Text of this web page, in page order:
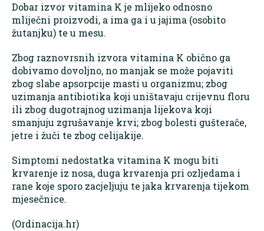
Dobar izvor vitamina K je mlijeko odnosno
mliječni proizvodi, a ima ga i u jajima (osobito
žutanjku) te u mesu.
Zbog raznovrsnih izvora vitamina K obično ga
dobivamo dovoljno, no manjak se može pojaviti
zbog slabe apsorpcije masti u organizmu; zbog
uzimanja antibiotika koji uništavaju crijevnu floru
ili zbog dugotrajnog uzimanja lijekova koji
smanjuju zgrušavanje krvi; zbog bolesti gušterače,
jetre i žuči te zbog celijakije.
Simptomi nedostatka vitamina K mogu biti
krvarenje iz nosa, duga krvarenja pri ozljedama i
rane koje sporo zacjeljuju te jaka krvarenja tijekom
mjesečnice.
(Ordinacija.hr)